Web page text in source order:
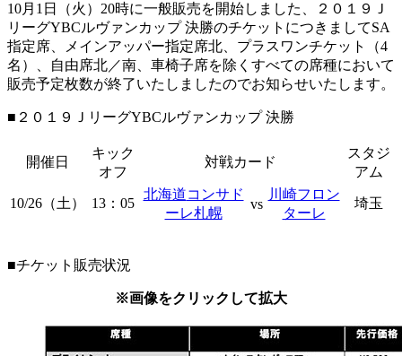
10月1日（火）20時に一般販売を開始しました、２０１９Ｊ
リーグYBCルヴァンカップ 決勝のチケットにつきましてSA
指定席、メインアッパー指定席北、プラスワンチケット（4
名）、自由席北／南、車椅子席を除くすべての席種において
販売予定枚数が終了いたしましたのでお知らせいたします。
■２０１９ＪリーグYBCルヴァンカップ 決勝
開催日
キック
オフ
対戦カード
スタジ
アム
10/26（土） 13：05
北海道コンサド
ーレ札幌
vs
川崎フロン
ターレ
埼玉
■チケット販売状況
※画像をクリックして拡大